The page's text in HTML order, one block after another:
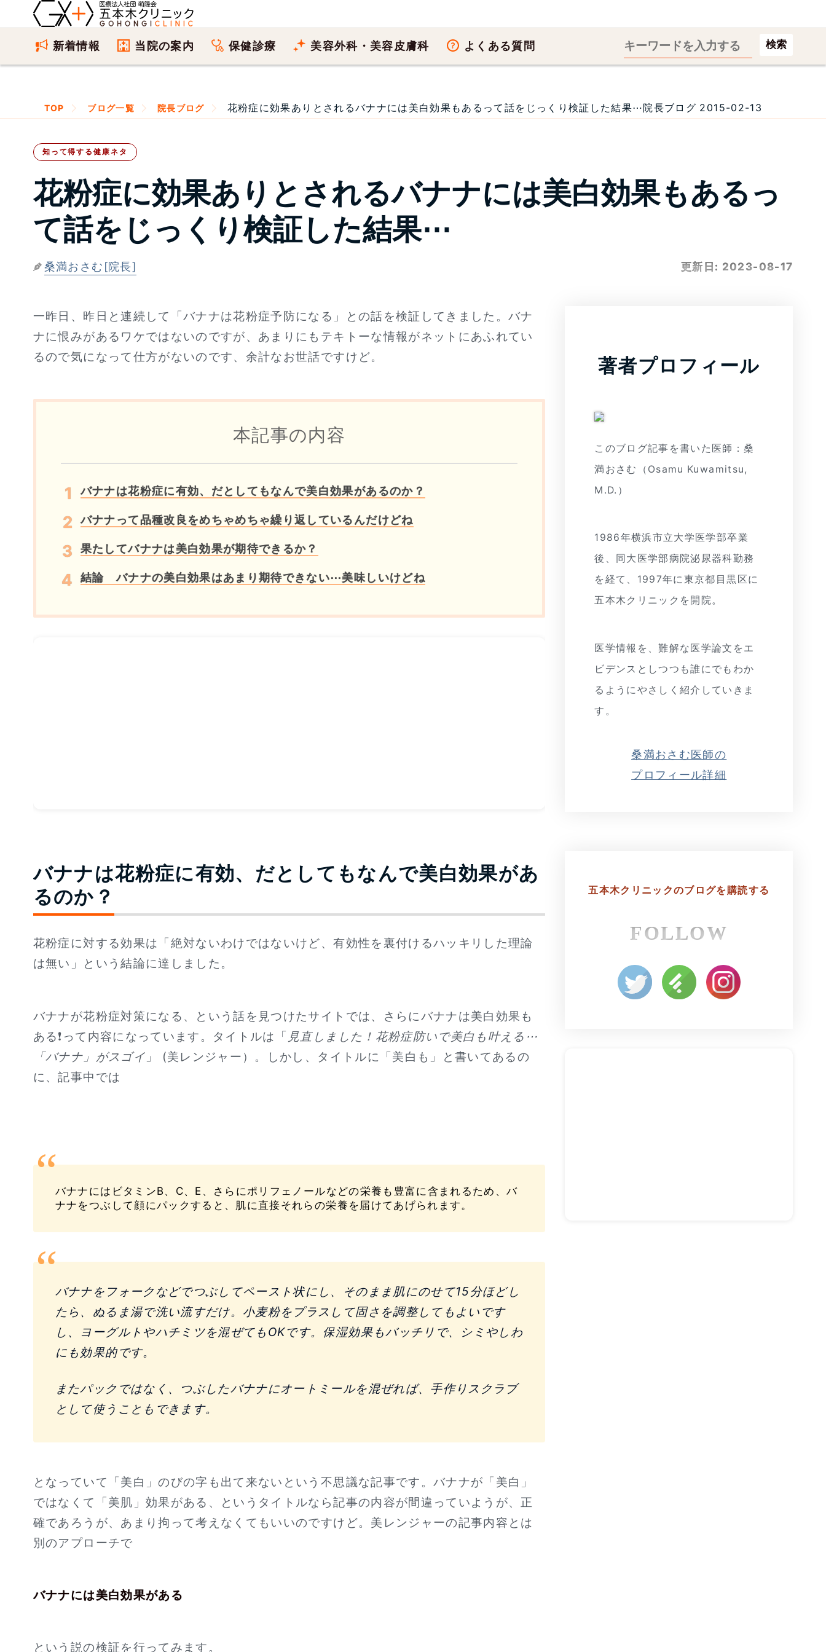
新着情報 当院の案内 保健診療 美容外科・美容皮膚科 よくある質問 検索
TOP ブログ一覧 院長ブログ 花粉症に効果ありとされるバナナには美白効果もあるって話をじっくり検証した結果⋯院長ブログ 2015-02-13
知って得する健康ネタ
花粉症に効果ありとされるバナナには美白効果もあるっ
て話をじっくり検証した結果⋯
桑満おさむ[院長] 更新日: 2023-08-17
一昨日、昨日と連続して「バナナは花粉症予防になる」との話を検証してきました。バナ
ナに恨みがあるワケではないのですが、あまりにもテキトーな情報がネットにあふれてい
るので気になって仕方がないのです、余計なお世話ですけど。
本記事の内容
バナナは花粉症に有効、だとしてもなんで美白効果があるのか？
バナナって品種改良をめちゃめちゃ繰り返しているんだけどね
果たしてバナナは美白効果が期待できるか？
結論 バナナの美白効果はあまり期待できない⋯美味しいけどね
バナナは花粉症に有効、だとしてもなんで美白効果があ
るのか？
花粉症に対する効果は「絶対ないわけではないけど、有効性を裏付けるハッキリした理論
は無い」という結論に達しました。
バナナが花粉症対策になる、という話を見つけたサイトでは、さらにバナナは美白効果も
ある❗って内容になっています。タイトルは「 見直しました！花粉症防いで美白も叶える⋯
「バナナ」がスゴイ 」 (美レンジャー）。しかし、タイトルに「美白も」と書いてあるの
に、記事中では
バナナにはビタミンB、C、E、さらにポリフェノールなどの栄養も豊富に含まれるため、バ
ナナをつぶして顔にパックすると、肌に直接それらの栄養を届けてあげられます。
バナナをフォークなどでつぶしてペースト状にし、そのまま肌にのせて15分ほどし
たら、ぬるま湯で洗い流すだけ。小麦粉をプラスして固さを調整してもよいです
し、ヨーグルトやハチミツを混ぜてもOKです。保湿効果もバッチリで、シミやしわ
にも効果的です。
またパックではなく、つぶしたバナナにオートミールを混ぜれば、手作りスクラブ
として使うこともできます。
となっていて「美白」のびの字も出て来ないという不思議な記事です。バナナが「美白」
ではなくて「美肌」効果がある、というタイトルなら記事の内容が間違っていようが、正
確であろうが、あまり拘って考えなくてもいいのですけど。美レンジャーの記事内容とは
別のアプローチで
バナナには美白効果がある
という説の検証を行ってみます。
著者プロフィール
このブログ記事を書いた医師：桑
満おさむ（Osamu Kuwamitsu,
M.D.）
1986年横浜市立大学医学部卒業
後、同大医学部病院泌尿器科勤務
を経て、1997年に東京都目黒区に
五本木クリニックを開院。
医学情報を、難解な医学論文をエ
ビデンスとしつつも誰にでもわか
るようにやさしく紹介していきま
す。
桑満おさむ医師の
プロフィール詳細
五本木クリニックのブログを購読する
FOLLOW